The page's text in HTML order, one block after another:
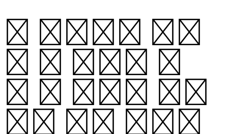
이 중에서도 질량
은 그 항성의 진
화 및 운명을 결정
하는 가장 중요한